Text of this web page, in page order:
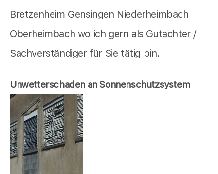
Bretzenheim Gensingen Niederheimbach
Oberheimbach wo ich gern als Gutachter /
Sachverständiger für Sie tätig bin.
Unwetterschaden an Sonnenschutzsystem